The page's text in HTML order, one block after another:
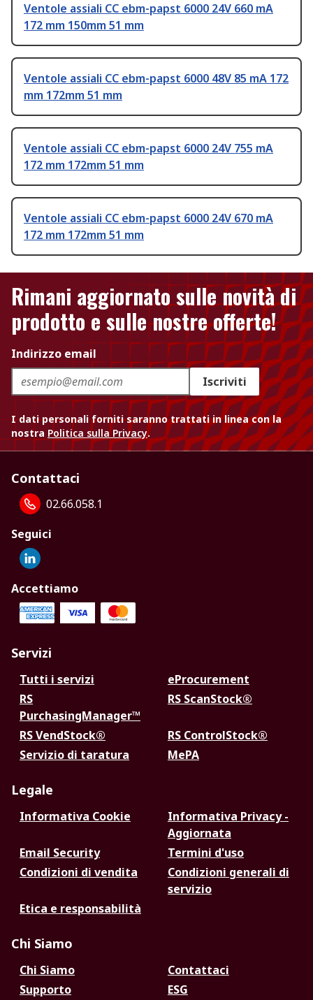
Ventole assiali CC ebm-papst 6000 24V 660 mA
172 mm 150mm 51 mm
Ventole assiali CC ebm-papst 6000 48V 85 mA 172
mm 172mm 51 mm
Ventole assiali CC ebm-papst 6000 24V 755 mA
172 mm 172mm 51 mm
Ventole assiali CC ebm-papst 6000 24V 670 mA
172 mm 172mm 51 mm
Rimani aggiornato sulle novità di
prodotto e sulle nostre offerte!
Indirizzo email
Iscriviti
I dati personali forniti saranno trattati in linea con la
nostra Politica sulla Privacy.
Contattaci
02.66.058.1
Seguici
Accettiamo
Servizi
Tutti i servizi
eProcurement
RS
PurchasingManager™
RS ScanStock®
RS VendStock®
RS ControlStock®
Servizio di taratura
MePA
Legale
Informativa Cookie
Informativa Privacy -
Aggiornata
Email Security
Termini d'uso
Condizioni di vendita
Condizioni generali di
servizio
Etica e responsabilità
Chi Siamo
Chi Siamo
Contattaci
Supporto
ESG